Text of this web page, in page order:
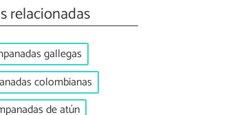
relacionadas
gallegas
colombianas
de atún